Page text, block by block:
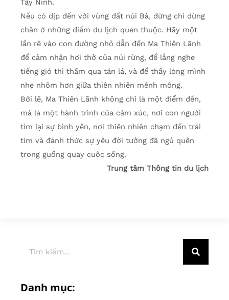
Tây Ninh.
Nếu có dịp đến với vùng đất núi Bà, đừng chỉ dừng
chân ở những điểm du lịch quen thuộc. Hãy một
lần rẽ vào con đường nhỏ dẫn đến Ma Thiên Lãnh
để cảm nhận hơi thở của núi rừng, để lắng nghe
tiếng gió thì thầm qua tán lá, và để thấy lòng mình
nhẹ nhõm hơn giữa thiên nhiên mênh mông.
Bởi lẽ, Ma Thiên Lãnh không chỉ là một điểm đến,
mà là một hành trình của cảm xúc, nơi con người
tìm lại sự bình yên, nơi thiên nhiên chạm đến trái
tim và đánh thức sự yêu đời tưởng đã ngủ quên
trong guồng quay cuộc sống.
Trung tâm Thông tin du lịch
Danh mục: